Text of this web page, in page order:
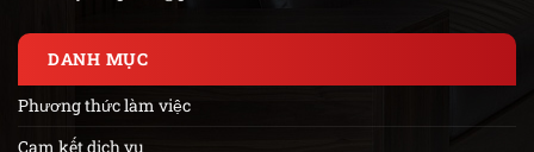
DANH MỤC
Phương thức làm việc
Cam kết dịch vụ